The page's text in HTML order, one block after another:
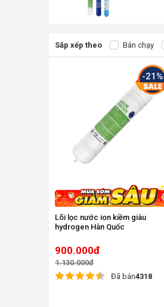
Sắp xếp theo Bán chạy
-21%
Lõi lọc nước ion kiềm giàu
hydrogen Hàn Quốc
900.000đ
1.130.000đ
Đã bán4318